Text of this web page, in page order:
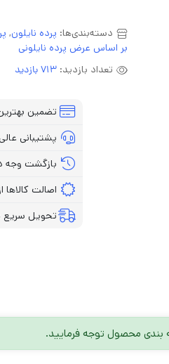
دسته‌بندی‌ها: پرده نایلون,
بر اساس عرض پرده نایلونی
تعداد بازدید: 713 بازدید
تضمین
پشتیبانی عالی ۲۴ ساعته، ۷ روز
بازگشت وجه
اصالت کالاها
تحویل سریع
محصول توجه فرمایید.